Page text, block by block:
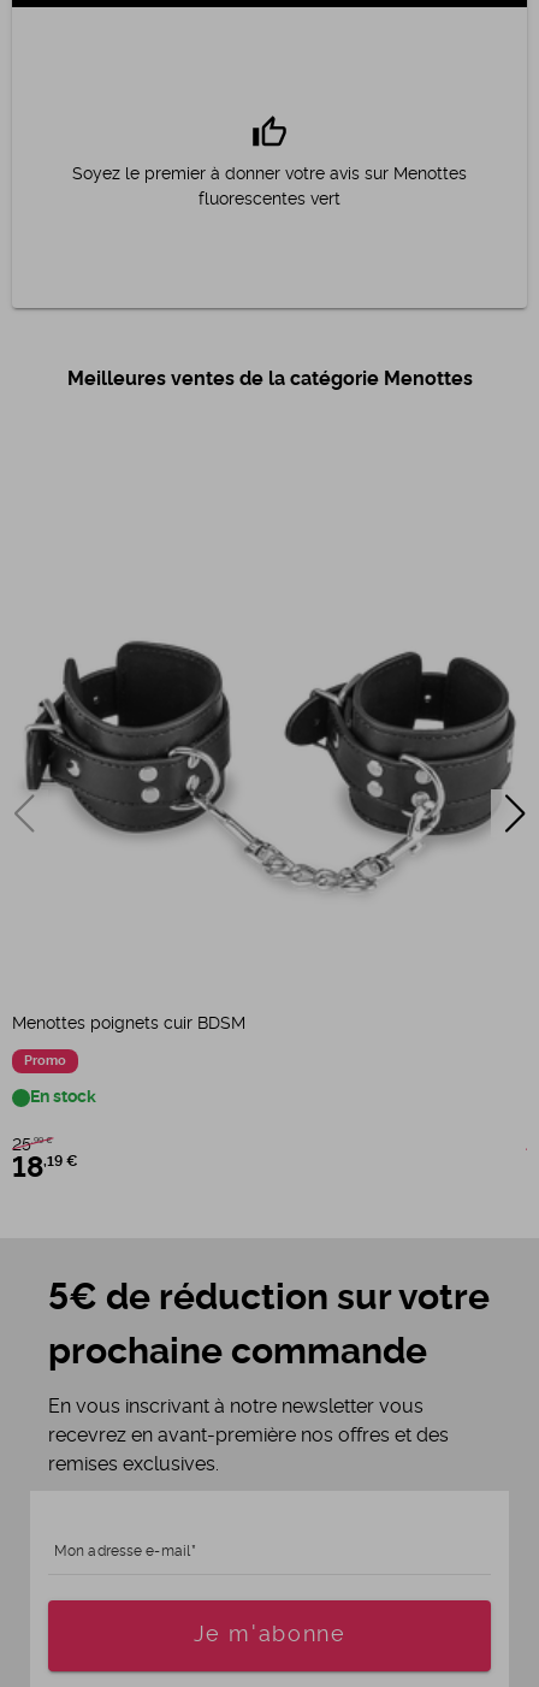
thumb_up
Soyez le premier à donner votre avis sur Menottes
fluorescentes vert
Meilleures ventes de la catégorie Menottes
Menottes poignets cuir BDSM
Promo
En stock
25 ,99 €
18,19 €
5€ de réduction sur votre
prochaine commande
En vous inscrivant à notre newsletter vous
recevrez en avant-première nos offres et des
remises exclusives.
Mon adresse e-mail
Je m'abonne